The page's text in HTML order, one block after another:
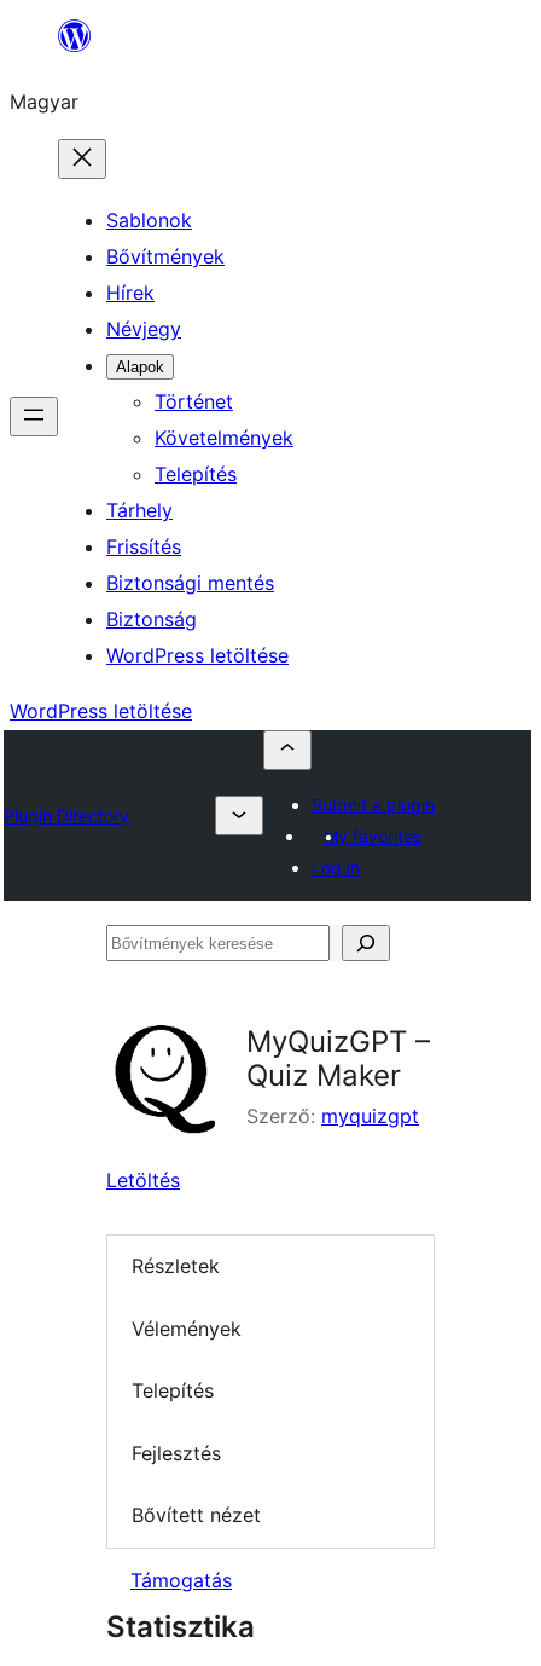
Ugrás
tartalomhoz
Magyar
Sablonok
Bővítmények
Hírek
Névjegy
Alapok
Történet
Követelmények
Telepítés
Tárhely
Frissítés
Biztonsági mentés
Biztonság
WordPress letöltése
WordPress letöltése
Plugin Directory
Submit a plugin
My favorites
Log in
Bővítmények
MyQuizGPT –
Quiz Maker
Szerző: myquizgpt
Letöltés
Részletek
Vélemények
Telepítés
Fejlesztés
Bővített nézet
Támogatás
Statisztika